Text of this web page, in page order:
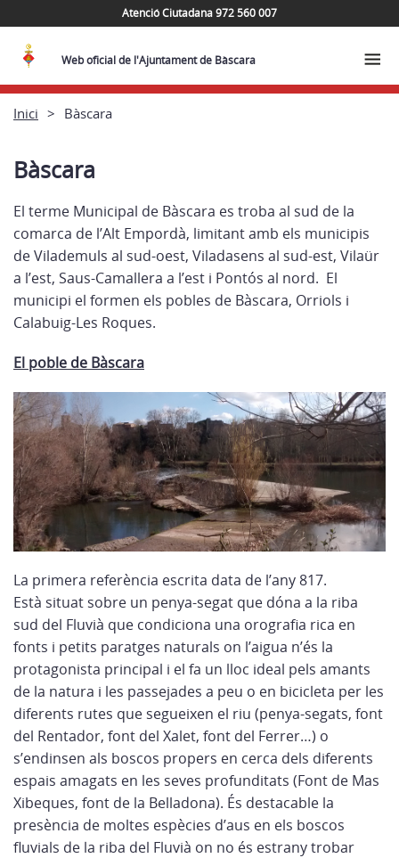
Atenció Ciutadana 972 560 007
Web oficial de l'Ajuntament de Bàscara
Inici Bàscara
Bàscara
El terme Municipal de Bàscara es troba al sud de la
comarca de l’Alt Empordà, limitant amb els municipis
de Vilademuls al sud-oest, Viladasens al sud-est, Vilaür
a l’est, Saus-Camallera a l’est i Pontós al nord. El
municipi el formen els pobles de Bàscara, Orriols i
Calabuig-Les Roques.
El poble de Bàscara
La primera referència escrita data de l’any 817.
Està situat sobre un penya-segat que dóna a la riba
sud del Fluvià que condiciona una orografia rica en
fonts i petits paratges naturals on l’aigua n’és la
protagonista principal i el fa un lloc ideal pels amants
de la natura i les passejades a peu o en bicicleta per les
diferents rutes que segueixen el riu (penya-segats, font
del Rentador, font del Xalet, font del Ferrer…) o
s’endinsen als boscos propers en cerca dels diferents
espais amagats en les seves profunditats (Font de Mas
Xibeques, font de la Belladona). És destacable la
presència de moltes espècies d’aus en els boscos
fluvials de la riba del Fluvià on no és estrany trobar